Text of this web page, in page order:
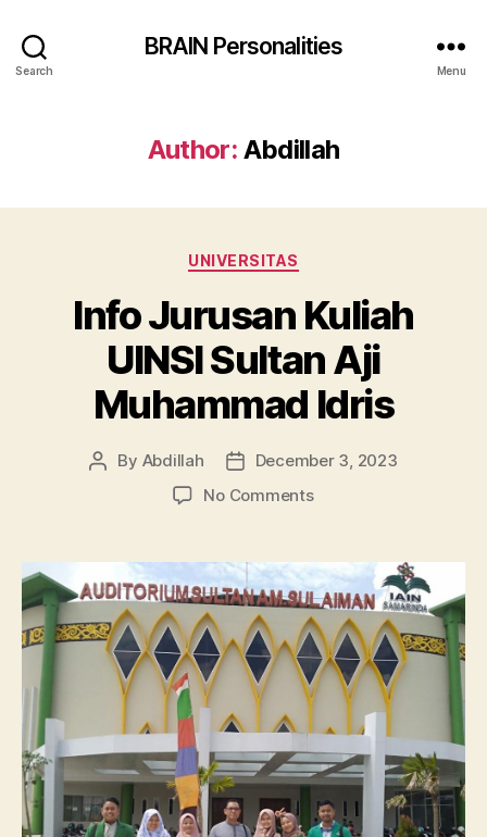
Search
BRAIN Personalities
Menu
Author: Abdillah
Categories
UNIVERSITAS
Info Jurusan Kuliah
UINSI Sultan Aji
Muhammad Idris
Post
By Abdillah
Post
date
December 3, 2023
No Commentson
Kuliah
UINSI
Sultan
Aji
Muhammad
Idris